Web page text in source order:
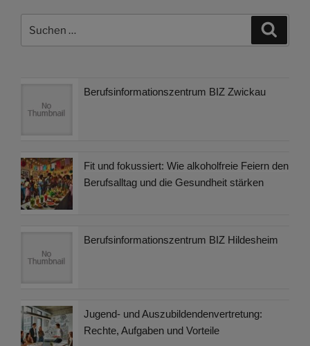
nach:
Berufsinformationszentrum BIZ Zwickau
Fit und fokussiert: Wie alkoholfreie Feiern den
Berufsalltag und die Gesundheit stärken
Berufsinformationszentrum BIZ Hildesheim
Jugend- und Auszubildendenvertretung:
Rechte, Aufgaben und Vorteile